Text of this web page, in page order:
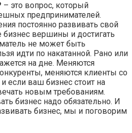
– это вопрос, который
предпринимателей.
постоянно развивать свой
бизнес вершины и достигать
не может быть
идти по накатанной. Рано или
на дне. Меняются
меняются клиенты со
если ваш бизнес стоит на
новым требованиям.
бизнес надо обязательно. И
бизнес, мы и поговорим